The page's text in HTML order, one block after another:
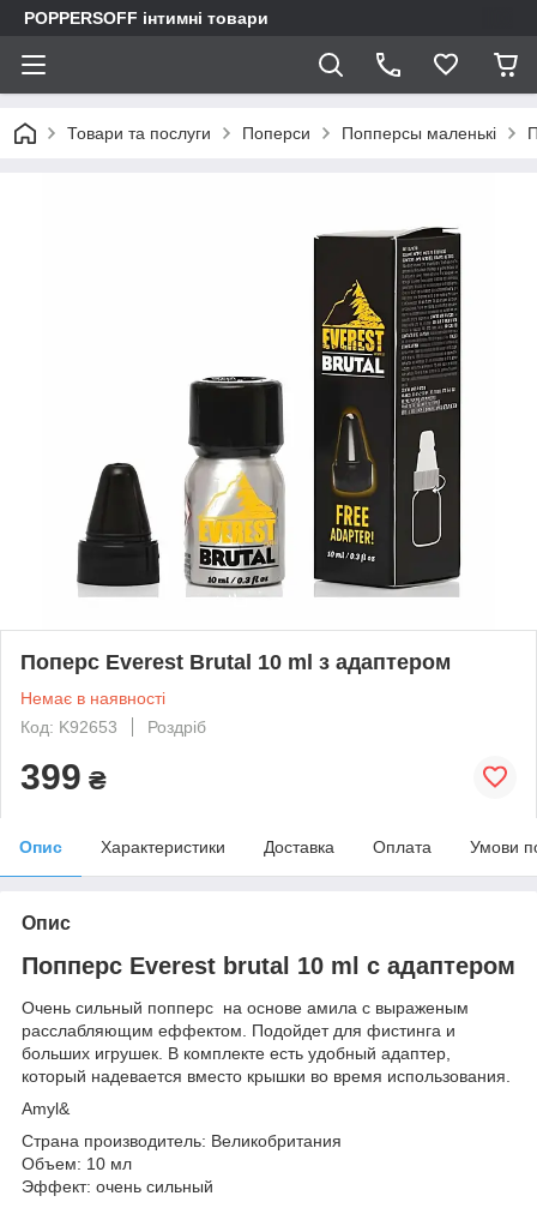
POPPERSOFF інтимні товари
Товари та послуги Поперси Попперсы маленькі
Поперс Everest Brutal 10 ml з адаптером
Немає в наявності
Код: K92653
Роздріб
399 ₴
Опис Характеристики Доставка Оплата Умови
Опис
Попперс Everest brutal 10 ml с адаптером
Очень сильный попперс на основе амила с выраженым
расслабляющим еффектом. Подойдет для фистинга и
больших игрушек. В комплекте есть удобный адаптер,
который надевается вместо крышки во время использования.
Amyl&
Страна производитель: Великобритания
Объем: 10 мл
Эффект: очень сильный